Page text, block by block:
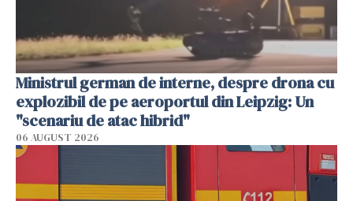
Ministrul german de interne, despre drona cu
explozibil de pe aeroportul din Leipzig: Un
"scenariu de atac hibrid"
06 AUGUST 2026